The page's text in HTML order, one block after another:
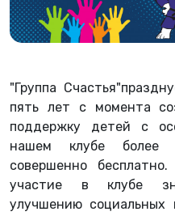
"Группа
пять лет с момента
поддержку детей с
нашем клубе более
совершенно
участие в клубе
улучшению социальных